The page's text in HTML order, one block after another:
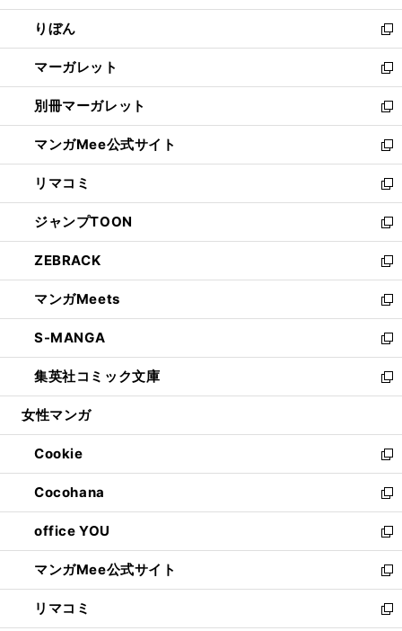
開
く
ウ
で
開
く
ン
ド
ウ
で
開
く
ウ
ィ
ン
ド
ウ
で
開
く
りぼん
新
し
い
ウ
ィ
ン
ド
ウ
で
開
く
マーガレット
新
し
い
ウ
ィ
ン
ド
ウ
で
開
く
別冊マーガレット
新
し
い
ウ
ィ
ン
ド
ウ
で
開
く
マンガMee公式サイト
新
し
い
ウ
ィ
ン
ド
ウ
で
開
く
リマコミ
新
し
い
ウ
ィ
ン
ド
ウ
で
開
く
ジャンプTOON
新
し
い
ウ
ィ
ン
ド
ウ
で
開
ZEBRACK
新
し
い
ウ
ィ
ン
ド
ウ
開
く
マンガMeets
新
し
い
ウ
ィ
ン
ウ
で
開
く
S-MANGA
新
し
い
ウ
ン
ド
ウ
で
開
く
集英社コミック文庫
新
し
ウ
ィ
ン
ド
ウ
で
開
く
女性マンガ
Cookie
新
し
い
ウ
ィ
ン
ド
ウ
で
開
Cocohana
新
し
い
ウ
ィ
ン
ド
office YOU
新
し
い
ウ
ィ
マンガMee公式サイト
新
し
い
リマコミ
新